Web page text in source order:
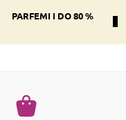
PARFEMI I DO 80 %